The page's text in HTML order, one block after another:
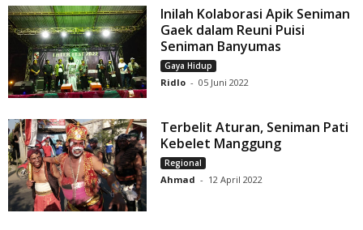
Inilah Kolaborasi Apik Seniman
Gaek dalam Reuni Puisi
Seniman Banyumas
Gaya Hidup
Ridlo - 05 Juni 2022
Terbelit Aturan, Seniman Pati
Kebelet Manggung
Regional
Ahmad - 12 April 2022